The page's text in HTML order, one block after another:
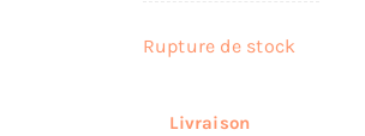
Rupture de stock
Livraison